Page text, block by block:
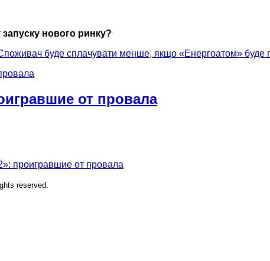
нового ринку?
буде сплачувати менше, якщо «Енергоатом» буде
от провала
проигравшие от провала
reserved.